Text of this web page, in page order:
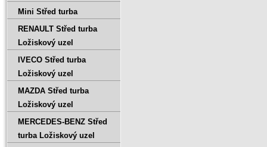
Mini Střed turba
RENAULT Střed turba
Ložiskový uzel
IVECO Střed turba
Ložiskový uzel
MAZDA Střed turba
Ložiskový uzel
MERCEDES-BENZ Střed
turba Ložiskový uzel